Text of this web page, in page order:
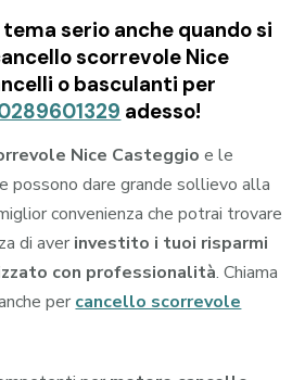
serio anche quando si
scorrevole Nice
o basculanti per
adesso!
Nice Casteggio e le
possono dare grande sollievo alla
convenienza che potrai trovare
di aver investito i tuoi risparmi
con professionalità. Chiama
per cancello scorrevole